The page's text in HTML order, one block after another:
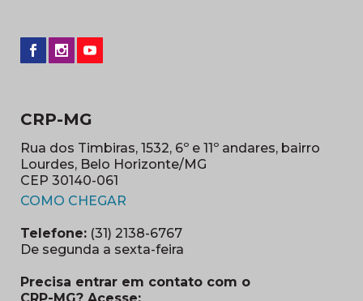
CRP-MG
Rua dos Timbiras, 1532, 6º e 11º andares, bairro
Lourdes, Belo Horizonte/MG
CEP 30140-061
COMO CHEGAR
Telefone: (31) 2138-6767
De segunda a sexta-feira
Precisa entrar em contato com o